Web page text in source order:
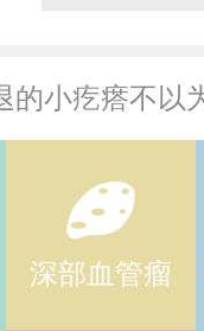
深部血管瘤